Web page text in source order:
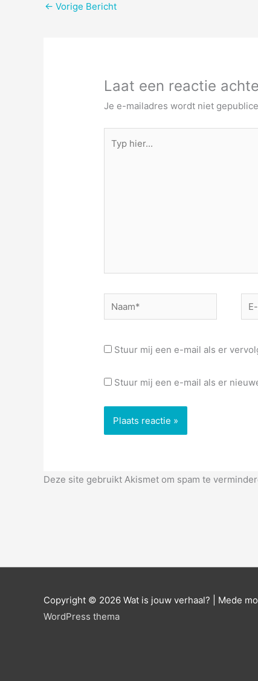
← Vorige Bericht
Laat een reactie
Je e-mailadres wordt niet
hier...
Naam*
E-
Stuur mij een e-mail als er
Stuur mij een e-mail als er
Deze site gebruikt Akismet om spam te
Copyright © 2026 Wat is jouw verhaal? | Mede
WordPress thema